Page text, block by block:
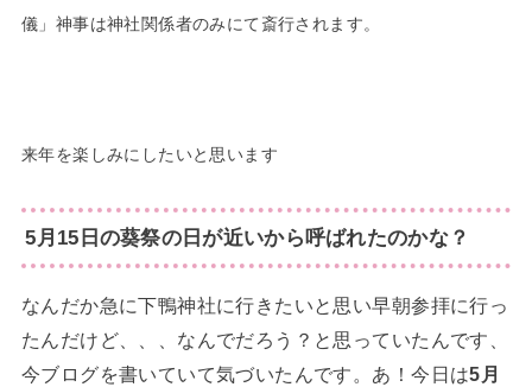
儀」神事は神社関係者のみにて斎行されます。
来年を楽しみにしたいと思います
5月15日の葵祭の日が近いから呼ばれたのかな？
なんだか急に下鴨神社に行きたいと思い早朝参拝に行っ
たんだけど、、、なんでだろう？と思っていたんです、
今ブログを書いていて気づいたんです。あ！今日は5月